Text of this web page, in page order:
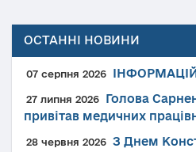
ОСТАННІ НОВИНИ
07 серпня 2026
27 липня 2026
Голова
привітав медичних
28 червня 2026 З Днем